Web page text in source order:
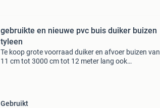
gebruikte en nieuwe pvc buis duiker buizen
tyleen
Te koop grote voorraad duiker en afvoer buizen van
11 cm tot 3000 cm tot 12 meter lang ook
Gebruikt